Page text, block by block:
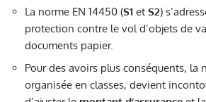
La norme EN 14450 (S1 et S2)
protection contre le vol d’objets de
documents papier.
Pour des avoirs plus conséquents, la
organisée en classes, devient